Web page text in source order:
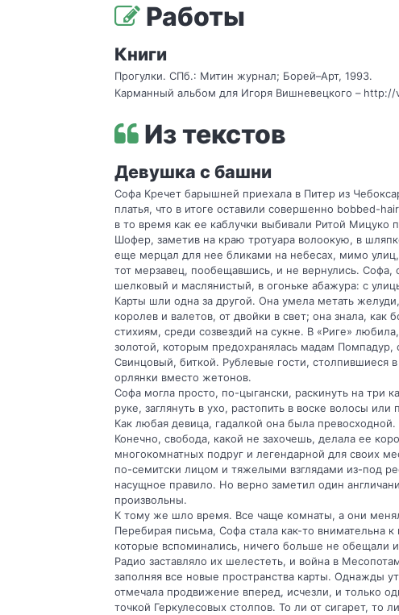
Работы
Книги
Прогулки. СПб.: Митин журнал; Борей–Арт, 1993.
Карманный альбом для Игоря Вишневецкого –
Из текстов
Девушка с башни
Софа Кречет барышней приехала в Питер из
платья, что в итоге оставили совершенно bobbed-
в то время как ее каблучки выбивали Ритой Мицуко
Шофер, заметив на краю тротуара волоокую, в
еще мерцал для нее бликами на небесах, мимо
тот мерзавец, пообещавшись, и не вернулись. Софа,
шелковый и маслянистый, в огоньке абажура: с
Карты шли одна за другой. Она умела метать
королев и валетов, от двойки в свет; она знала, как
стихиям, среди созвездий на сукне. В «Риге»
золотой, которым предохранялась мадам Помпадур,
Свинцовый, биткой. Рублевые гости, столпившиеся
орлянки вместо жетонов.
Софа могла просто, по-цыгански, раскинуть на три
руке, заглянуть в ухо, растопить в воске волосы
Как любая девица, гадалкой она была превосходной.
Конечно, свобода, какой не захочешь, делала ее
многокомнатных подруг и легендарной для своих
по-семитски лицом и тяжелыми взглядами из-под
насущное правило. Но верно заметил один
произвольны.
К тому же шло время. Все чаще комнаты, а они
Перебирая письма, Софа стала как-то внимательна
которые вспоминались, ничего больше не обещали
Радио заставляло их шелестеть, и война в
заполняя все новые пространства карты. Однажды
отмечала продвижение вперед, исчезли, и только
точкой Геркулесовых столпов. То ли от сигарет, то